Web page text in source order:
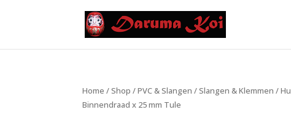
Home /Shop /PVC & Slangen /Slangen & Klemmen /
Binnendraad x 25 mm Tule